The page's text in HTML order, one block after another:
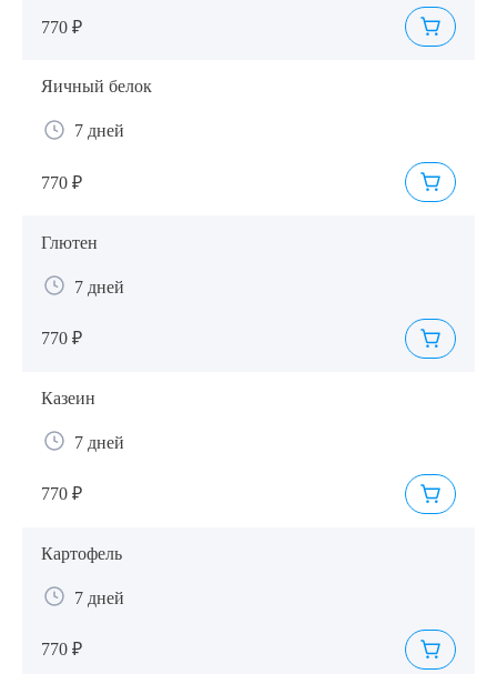
770 ₽
Яичный белок
7 дней
770 ₽
Глютен
7 дней
770 ₽
Казеин
7 дней
770 ₽
Картофель
7 дней
770 ₽